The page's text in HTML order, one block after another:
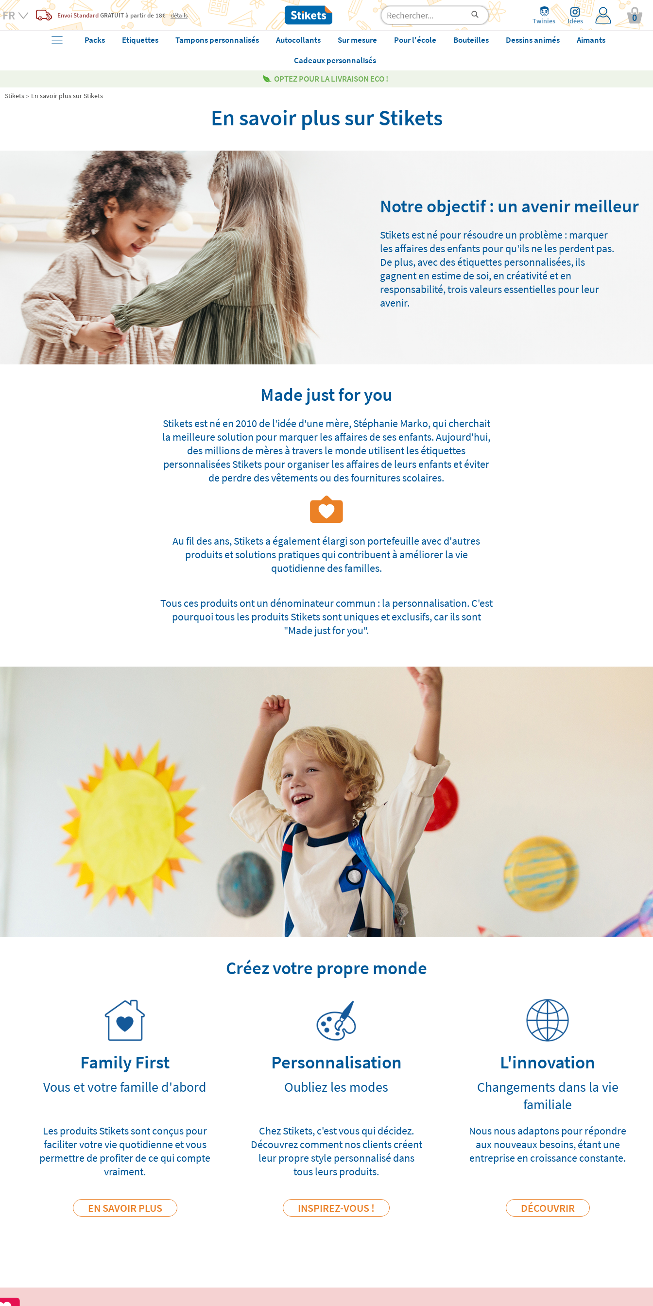
Envoi StandardGRATUITà partir de 18€ détails
Twinies Idées 0
Packs Etiquettes Tampons personnalisés Autocollants Sur mesure Pour l'école Bouteilles Dessins animés
Aimants
Cadeaux personnalisés
OPTEZ POUR LA LIVRAISON ECO !
Stikets En savoir plus sur Stikets
En savoir plus sur Stikets
Notre objectif : un avenir meilleur
Stikets est né pour résoudre un problème : marquer
les affaires des enfants pour qu'ils ne les perdent pas.
De plus, avec des étiquettes personnalisées, ils
gagnent en estime de soi, en créativité et en
responsabilité, trois valeurs essentielles pour leur
avenir.
Made just for you
Stikets est né en 2010 de l'idée d'une mère, Stéphanie Marko, qui cherchait
la meilleure solution pour marquer les affaires de ses enfants. Aujourd'hui,
des millions de mères à travers le monde utilisent les étiquettes
personnalisées Stikets pour organiser les affaires de leurs enfants et éviter
de perdre des vêtements ou des fournitures scolaires.
Au fil des ans, Stikets a également élargi son portefeuille avec d'autres
produits et solutions pratiques qui contribuent à améliorer la vie
quotidienne des familles.
Tous ces produits ont un dénominateur commun : la personnalisation. C'est
pourquoi tous les produits Stikets sont uniques et exclusifs, car ils sont
"Made just for you".
Créez votre propre monde
Family First
Vous et votre famille d'abord
Les produits Stikets sont conçus pour
faciliter votre vie quotidienne et vous
permettre de profiter de ce qui compte
vraiment.
EN SAVOIR PLUS
Personnalisation
Oubliez les modes
Chez Stikets, c'est vous qui décidez.
Découvrez comment nos clients créent
leur propre style personnalisé dans
tous leurs produits.
INSPIREZ-VOUS !
L'innovation
Changements dans la vie
familiale
Nous nous adaptons pour répondre
aux nouveaux besoins, étant une
entreprise en croissance constante.
DÉCOUVRIR